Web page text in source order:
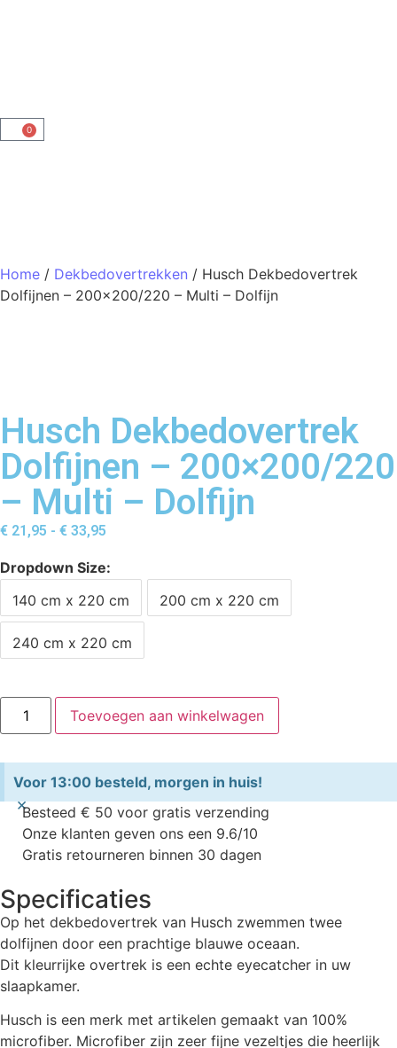
0
Home / Dekbedovertrekken / Husch Dekbedovertrek
Dolfijnen – 200×200/220 – Multi – Dolfijn
Husch Dekbedovertrek
Dolfijnen – 200×200/220
– Multi – Dolfijn
€ 21,95 - € 33,95
Dropdown Size
140 cm x 220 cm
200 cm x 220 cm
240 cm x 220 cm
Toevoegen aan winkelwagen
Voor 13:00 besteld, morgen in huis!
×Besteed € 50 voor gratis verzending
Onze klanten geven ons een 9.6/10
Gratis retourneren binnen 30 dagen
Specificaties
Op het dekbedovertrek van Husch zwemmen twee
dolfijnen door een prachtige blauwe oceaan.
Dit kleurrijke overtrek is een echte eyecatcher in uw
slaapkamer.
Husch is een merk met artikelen gemaakt van 100%
microfiber. Microfiber zijn zeer fijne vezeltjes die heerlijk